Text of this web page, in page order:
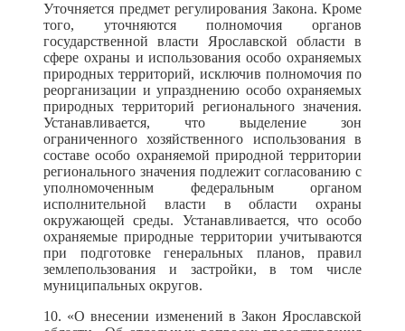
Уточняется предмет регулирования Закона. Кроме
того, уточняются полномочия органов
государственной власти Ярославской области в
сфере охраны и использования особо охраняемых
природных территорий, исключив полномочия по
реорганизации и упразднению особо охраняемых
природных территорий регионального значения.
Устанавливается, что выделение зон
ограниченного хозяйственного использования в
составе особо охраняемой природной территории
регионального значения подлежит согласованию с
уполномоченным федеральным органом
исполнительной власти в области охраны
окружающей среды. Устанавливается, что особо
охраняемые природные территории учитываются
при подготовке генеральных планов, правил
землепользования и застройки, в том числе
муниципальных округов.
10. «О внесении изменений в Закон Ярославской